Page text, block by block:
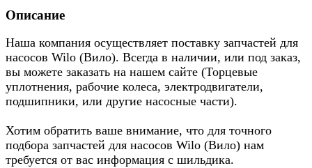
Описание
Наша компания осуществляет поставку запчастей для
насосов Wilo (Вило). Всегда в наличии, или под заказ,
вы можете заказать на нашем сайте (Торцевые
уплотнения, рабочие колеса, электродвигатели,
подшипники, или другие насосные части).
Хотим обратить ваше внимание, что для точного
подбора запчастей для насосов Wilo (Вило) нам
требуется от вас информация с шильдика.